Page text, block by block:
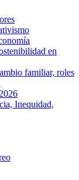
en
familiar, roles
Inequidad,